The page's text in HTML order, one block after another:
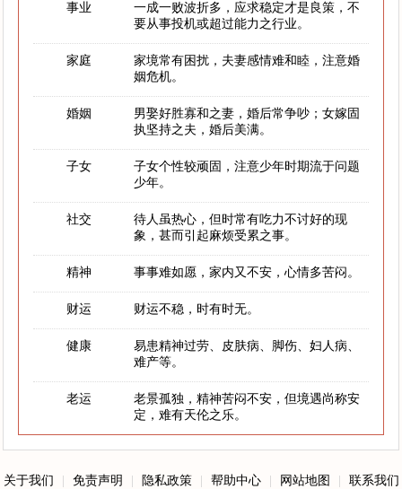
事业
一成一败波折多，应求稳定才是良策，不
要从事投机或超过能力之行业。
家庭
家境常有困扰，夫妻感情难和睦，注意婚
姻危机。
婚姻
男娶好胜寡和之妻，婚后常争吵；女嫁固
执坚持之夫，婚后美满。
子女
子女个性较顽固，注意少年时期流于问题
少年。
社交
待人虽热心，但时常有吃力不讨好的现
象，甚而引起麻烦受累之事。
精神 事事难如愿，家内又不安，心情多苦闷。
财运 财运不稳，时有时无。
健康
易患精神过劳、皮肤病、脚伤、妇人病、
难产等。
老运
老景孤独，精神苦闷不安，但境遇尚称安
定，难有天伦之乐。
关于我们 免责声明 隐私政策 帮助中心 网站地图 联系我们